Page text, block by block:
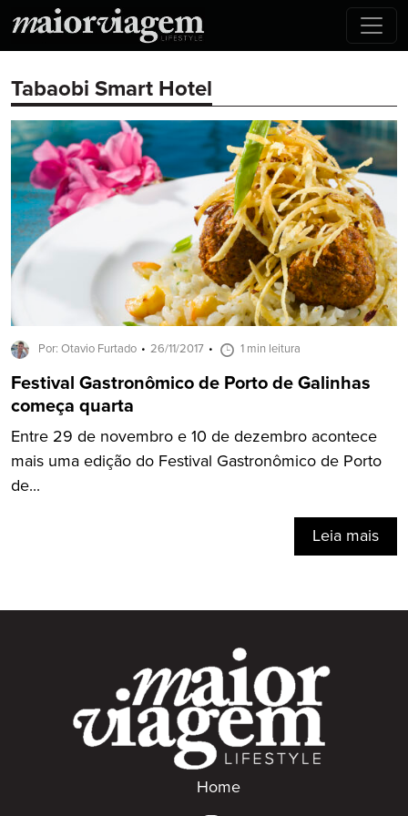
Tabaobi Smart Hotel
Por: Otavio Furtado 26/11/2017 1 min leitura
Festival Gastronômico de Porto de Galinhas
começa quarta
Entre 29 de novembro e 10 de dezembro acontece
mais uma edição do Festival Gastronômico de Porto
de...
Leia mais
Home